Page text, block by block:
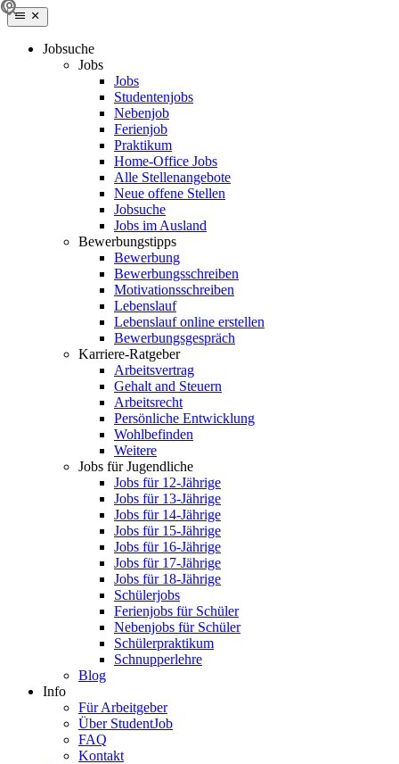
Jobsuche
Jobs
Jobs
Studentenjobs
Nebenjob
Ferienjob
Praktikum
Home-Office Jobs
Alle Stellenangebote
Neue offene Stellen
Jobsuche
Jobs im Ausland
Bewerbungstipps
Bewerbung
Bewerbungsschreiben
Motivationsschreiben
Lebenslauf
Lebenslauf online erstellen
Bewerbungsgespräch
Karriere-Ratgeber
Arbeitsvertrag
Gehalt and Steuern
Arbeitsrecht
Persönliche Entwicklung
Wohlbefinden
Weitere
Jobs für Jugendliche
Jobs für 12-Jährige
Jobs für 13-Jährige
Jobs für 14-Jährige
Jobs für 15-Jährige
Jobs für 16-Jährige
Jobs für 17-Jährige
Jobs für 18-Jährige
Schülerjobs
Ferienjobs für Schüler
Nebenjobs für Schüler
Schülerpraktikum
Schnupperlehre
Blog
Info
Für Arbeitgeber
Über StudentJob
FAQ
Kontakt